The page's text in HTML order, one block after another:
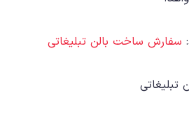
سفارش ساخت بالن تبلیغاتی